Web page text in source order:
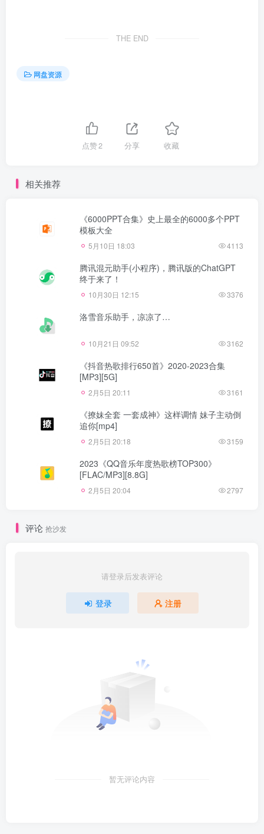
THE END
网盘资源
点赞2 分享 收藏
相关推荐
《6000PPT合集》史上最全的6000多个PPT
模板大全
5月10日 18:03 4113
腾讯混元助手(小程序)，腾讯版的ChatGPT
终于来了！
10月30日 12:15 3376
洛雪音乐助手，凉凉了…
10月21日 09:52 3162
《抖音热歌排行650首》2020-2023合集
[MP3][5G]
2月5日 20:11 3161
《撩妹全套 一套成神》这样调情 妹子主动倒
追你[mp4]
2月5日 20:18 3159
2023《QQ音乐年度热歌榜TOP300》
[FLAC/MP3][8.8G]
2月5日 20:04 2797
评论 抢沙发
请登录后发表评论
登录 注册
暂无评论内容